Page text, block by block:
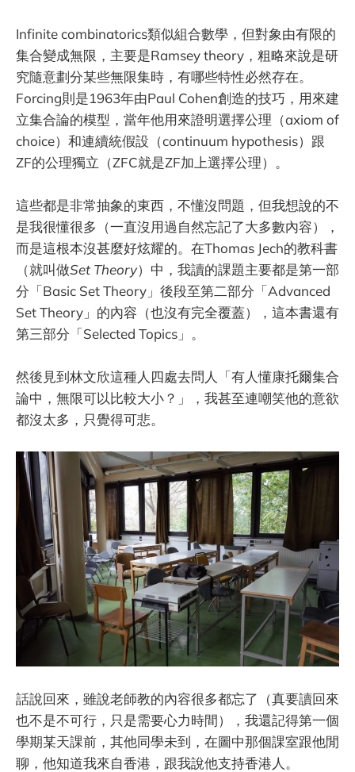
Infinite combinatorics類似組合數學，但對象由有限的
集合變成無限，主要是Ramsey theory，粗略來說是研
究隨意劃分某些無限集時，有哪些特性必然存在。
Forcing則是1963年由Paul Cohen創造的技巧，用來建
立集合論的模型，當年他用來證明選擇公理（axiom of
choice）和連續統假設（continuum hypothesis）跟
ZF的公理獨立（ZFC就是ZF加上選擇公理）。
這些都是非常抽象的東西，不懂沒問題，但我想說的不
是我很懂很多（一直沒用過自然忘記了大多數內容），
而是這根本沒甚麼好炫耀的。在Thomas Jech的教科書
（就叫做Set Theory）中，我讀的課題主要都是第一部
分「Basic Set Theory」後段至第二部分「Advanced
Set Theory」的內容（也沒有完全覆蓋），這本書還有
第三部分「Selected Topics」。
然後見到林文欣這種人四處去問人「有人懂康托爾集合
論中，無限可以比較大小？」，我甚至連嘲笑他的意欲
都沒太多，只覺得可悲。
話說回來，雖說老師教的內容很多都忘了（真要讀回來
也不是不可行，只是需要心力時間），我還記得第一個
學期某天課前，其他同學未到，在圖中那個課室跟他閒
聊，他知道我來自香港，跟我說他支持香港人。